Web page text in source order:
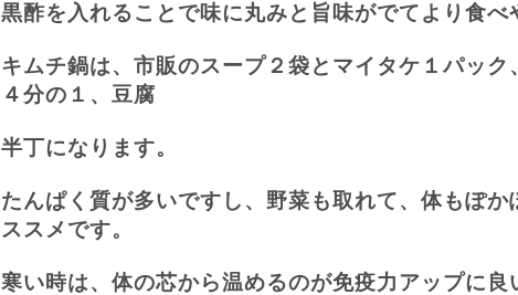
黒酢を入れることで味に丸みと旨味がでてより食べ
キムチ鍋は、市販のスープ２袋とマイタケ１パック
４分の１、豆腐
半丁になります。
たんぱく質が多いですし、野菜も取れて、体もぽ
ススメです。
寒い時は、体の芯から温めるのが免疫力アップに良